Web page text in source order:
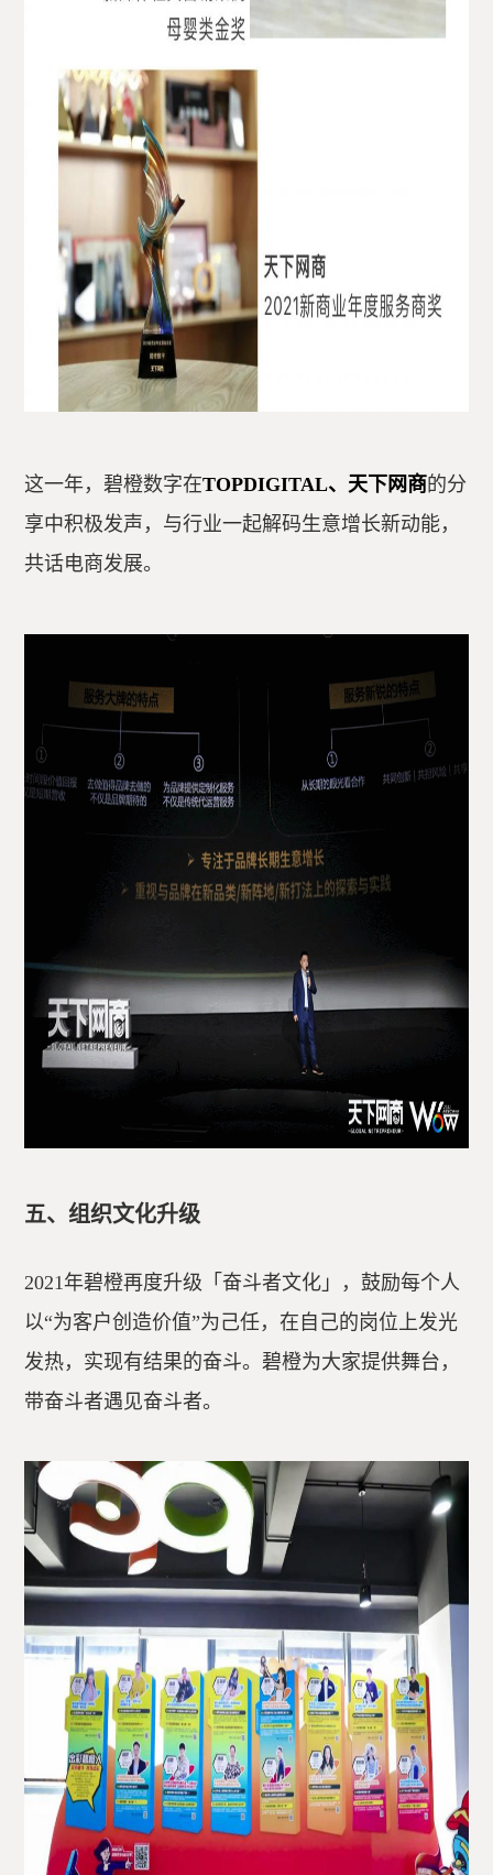
这一年，碧橙数字在TOPDIGITAL、天下网商的分
享中积极发声，与行业一起解码生意增长新动能，
共话电商发展。
五、组织文化升级
2021年碧橙再度升级「奋斗者文化」，鼓励每个人
以“为客户创造价值”为己任，在自己的岗位上发光
发热，实现有结果的奋斗。碧橙为大家提供舞台，
带奋斗者遇见奋斗者。